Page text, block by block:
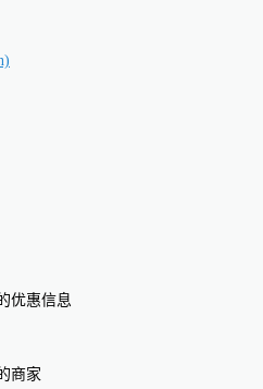
优惠信息
商家